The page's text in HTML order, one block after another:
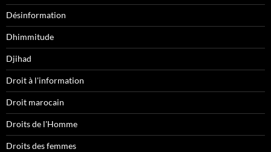
Désinformation
Dhimmitude
Djihad
Droit à l'information
Droit marocain
Droits de l'Homme
Droits des femmes